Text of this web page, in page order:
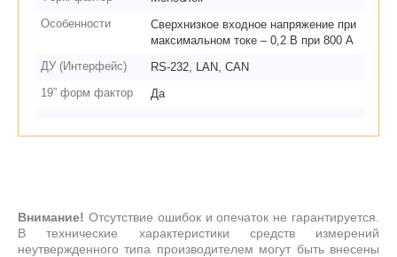
Особенности
Сверхнизкое входное напряжение при
максимальном токе – 0,2 В при 800 А
ДУ (Интерфейс)
RS-232, LAN, CAN
19” форм фактор
Да
Внимание! Отсутствие ошибок и опечаток не гарантируется.
В технические характеристики средств измерений
неутвержденного типа производителем могут быть внесены